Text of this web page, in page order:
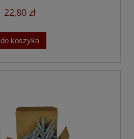
22,80 zł
do koszyka